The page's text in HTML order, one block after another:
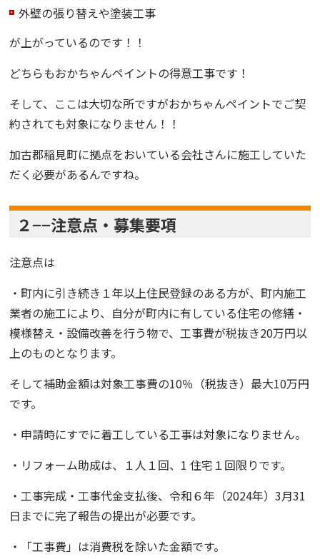
外壁の張り替えや塗装工事
が上がっているのです！！
どちらもおかちゃんペイントの得意工事です！
そして、ここは大切な所ですがおかちゃんペイントでご契
約されても対象になり ません！！
加古郡稲見町に拠点をおいている会社さんに施工していた
だく必要があるんですね。
２−−注意点・募集要項
注意点は
・町内に引き続き１年以上住民登録のある方が、町内施工
業者の施工により、自分が町内に有している住宅の修繕・
模様替え・設備改善を行う物で、工事費が税抜き20万円以
上のものとなります。
そして補助金額は対象工事費の10％ （税抜き）最大10万円
です。
・申請時にすでに着工している工事は対象になりません。
・リフォーム助成は、１人１回、1 住宅１回限りです。
・工事完成・工事代金支払後、令和６年（2024年）3月31
日までに完了報告の提出が必要です。
・「工事費」は消費税を除いた金額です。